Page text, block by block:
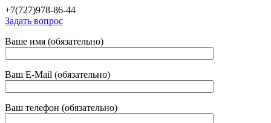
+7(727)978-86-44
Задать вопрос
Ваше имя (обязательно)
Ваш E-Mail (обязательно)
Ваш телефон (обязательно)